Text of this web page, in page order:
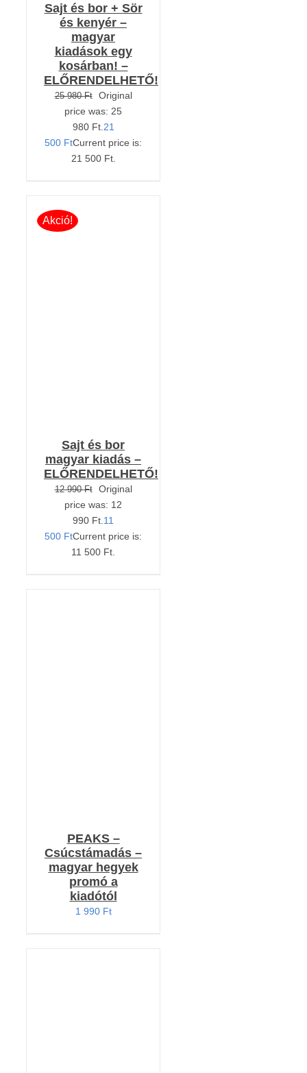
Sajt és bor + Sör
és kenyér –
magyar
kiadások egy
kosárban! –
ELŐRENDELHETŐ!
25 980Ft
Original
price was: 25
980 Ft. 21
500 FtCurrent price is:
21 500 Ft.
Akció!
Sajt és bor
magyar kiadás –
ELŐRENDELHETŐ!
12 990Ft
Original
price was: 12
990 Ft. 11
500 FtCurrent price is:
11 500 Ft.
PEAKS –
Csúcstámadás –
magyar hegyek
promó a
kiadótól
1 990 Ft